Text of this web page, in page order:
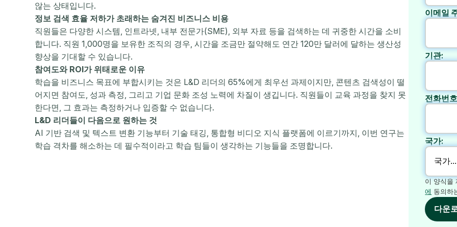
않는 상태입니다.
정보 검색 효율 저하가 초래하는 숨겨진 비즈니스 비용
직원들은 다양한 시스템, 인트라넷, 내부 전문가(SME), 외부 자료 등을 검색하는 데 귀중한 시간을 소비
합니다. 직원 1,000명을 보유한 조직의 경우, 시간을 조금만 절약해도 연간 120만 달러에 달하는 생산성
향상을 기대할 수 있습니다.
참여도와 ROI가 위태로운 이유
학습을 비즈니스 목표에 부합시키는 것은 L&D 리더의 65%에게 최우선 과제이지만, 콘텐츠 검색성이 떨
어지면 참여도, 성과 측정, 그리고 기업 문화 조성 노력에 차질이 생깁니다. 직원들이 교육 과정을 찾지 못
한다면, 그 효과는 측정하거나 입증할 수 없습니다.
L&D 리더들이 다음으로 원하는 것
AI 기반 검색 및 텍스트 변환 기능부터 기술 태깅, 통합형 비디오 지식 플랫폼에 이르기까지, 이번 연구는
학습 격차를 해소하는 데 필수적이라고 학습 팀들이 생각하는 기능들을 조명합니다.
이메일
기관:
전화번
국가:
이 양식을
에 동의하
다운